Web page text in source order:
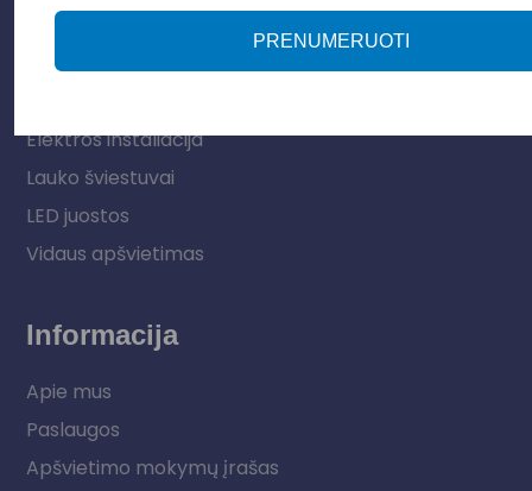
Elektros instaliacija
Lauko šviestuvai
LED juostos
Vidaus apšvietimas
Informacija
Apie mus
Paslaugos
Apšvietimo mokymų įrašas
PRENUMERUOTI